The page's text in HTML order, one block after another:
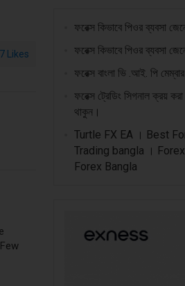
Likes
ফরেক্স কিভাবে পিওর ব্যবসা
ফরেক্স কিভাবে পিওর ব্যবসা
ফরেক্স বাংলা ভি .আই. পি
ফরেক্স ট্রেডিং সিগনাল ক্রয়
থাকুন।
Turtle FX EA । Best
Trading bangla ।
Forex Bangla